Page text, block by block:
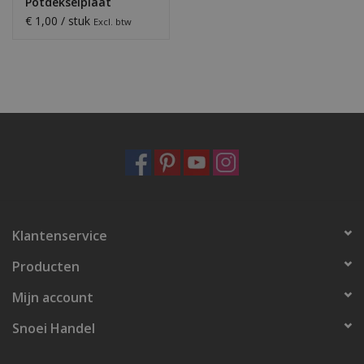
€ 1,00 / stuk Excl. btw
Klantenservice
Producten
Mijn account
Snoei Handel